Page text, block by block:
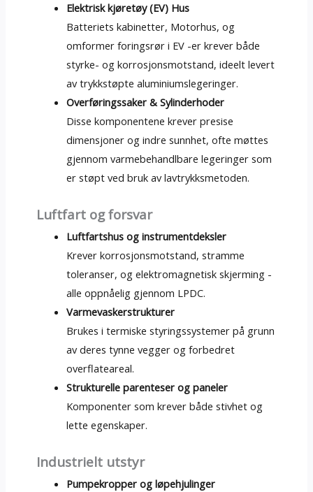
Elektrisk kjøretøy (EV) Hus
Batteriets kabinetter, Motorhus, og
omformer foringsrør i EV -er krever både
styrke- og korrosjonsmotstand, ideelt levert
av trykkstøpte aluminiumslegeringer.
Overføringssaker & Sylinderhoder
Disse komponentene krever presise
dimensjoner og indre sunnhet, ofte møttes
gjennom varmebehandlbare legeringer som
er støpt ved bruk av lavtrykksmetoden.
Luftfart og forsvar
Luftfartshus og instrumentdeksler
Krever korrosjonsmotstand, stramme
toleranser, og elektromagnetisk skjerming -
alle oppnåelig gjennom LPDC.
Varmevaskerstrukturer
Brukes i termiske styringssystemer på grunn
av deres tynne vegger og forbedret
overflateareal.
Strukturelle parenteser og paneler
Komponenter som krever både stivhet og
lette egenskaper.
Industrielt utstyr
Pumpekropper og løpehjulinger